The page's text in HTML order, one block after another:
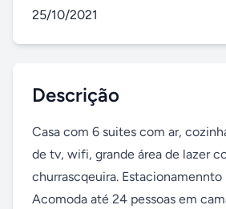
25/10/2021
Descrição
Casa com 6 suites com ar,
de tv, wifi, grande área de lazer
churrascqeuira. Estacionamennto
Acomoda até 24 pessoas em